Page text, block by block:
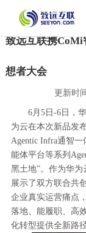
首页>了解致远>新
致远互联携CoMi
想者大会
更新时
6月5日-6日，
为云在本次新品发
Agentic Infra通智
能体平台等系列
黑土地”。作为华为
展示了双方联合共
企业真实运营痛点
落地、能履职、高
化转型提供全新路径